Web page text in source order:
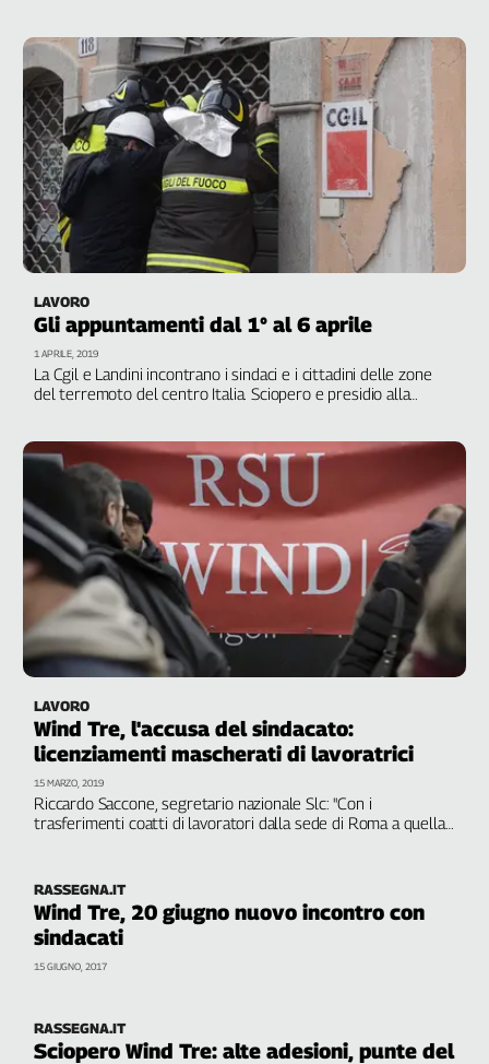
350 posti
LAVORO
Gli appuntamenti dal 1° al 6 aprile
La Cgil e Landini incontrano i sindaci e i cittadini delle zone
del terremoto del centro Italia. Sciopero e presidio alla
1 APRILE, 2019
LAVORO
Wind Tre, l'accusa del sindacato:
licenziamenti mascherati di lavoratrici
Riccardo Saccone, segretario nazionale Slc: "Con i
trasferimenti coatti di lavoratori dalla sede di Roma a quella
15 MARZO, 2019
RASSEGNA.IT
Wind Tre, 20 giugno nuovo incontro con
sindacati
15 GIUGNO, 2017
RASSEGNA.IT
Sciopero Wind Tre: alte adesioni, punte del